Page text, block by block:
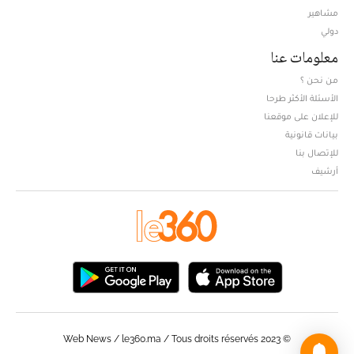
مشاهير
دولي
معلومات عنا
من نحن ؟
الأسئلة الأكثر طرحا
للإعلان على موقعنا
بيانات قانونية
للإتصال بنا
أرشيف
© Web News / le360.ma / Tous droits réservés 2023